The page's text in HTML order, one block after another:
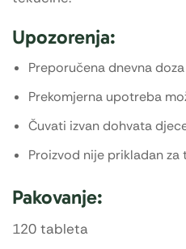
Upozorenja:
Preporučena dnevna
Prekomjerna upotreba
Čuvati izvan dohvata
Proizvod nije prikladan
Pakovanje:
120 tableta